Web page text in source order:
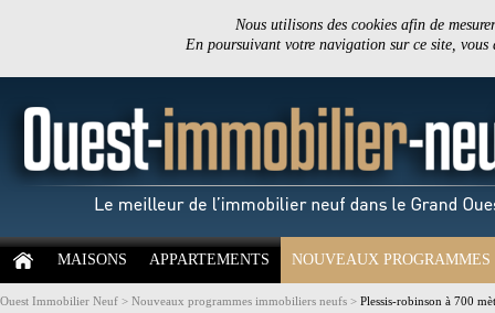
Nous utilisons des cookies afin de
En poursuivant votre navigation sur ce site,
MAISONS APPARTEMENTS NOUVEAUX PROGRAMMES
Ouest Immobilier Neuf > Nouveaux programmes immobiliers neufs > Plessis-robinson à 700